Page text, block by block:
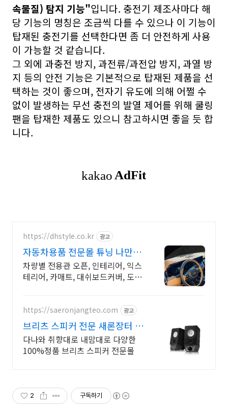
속물질) 탐지 기능"입니다. 충전기 제조사마다 해
당 기능의 명칭은 조금씩 다를 수 있으나 이 기능이
탑재된 충전기를 선택한다면 좀 더 안전하게 사용
이 가능할 것 같습니다.
그 외에 과충전 방지, 과전류/과전압 방지, 과열 방
지 등의 안전 기능은 기본적으로 탑재된 제품을 선
택하는 것이 좋으며, 전자기 유도에 의해 어쩔 수
없이 발생하는 무선 충전의 발열 제어를 위해 쿨링
팬을 탑재한 제품도 있으니 참고하시면 좋을 듯 합
니다.
https://dhstyle.co.kr 광고
자동차용품 전문몰 튜닝 나만의
셀프 드레스업 용품
차량별 전용관 오픈, 인테리어, 익스
테리어, 카매트, 대쉬보드커버, 도어
https://saeronjangteo.com 광고
브리츠 스피커 전문 새론장터 첫
구매혜택~ 역시 빠른배송!
다나와 취향대로 내맘대로 다양한
100%정품 브리츠 스피커 전문몰
2 구독하기